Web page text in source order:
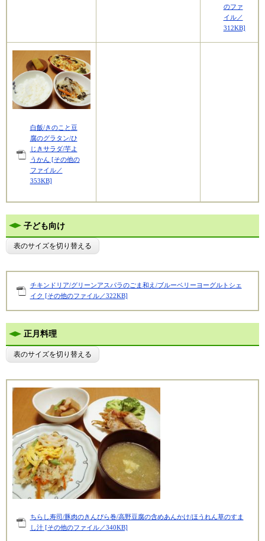
のファ
イル／
312KB]
白飯/きのこと豆
腐のグラタン/ひ
じきサラダ/芋よ
うかん [その他の
ファイル／
353KB]
子ども向け
表のサイズを切り替える
チキンドリア/グリーンアスパラのごま和え/ブルーベリーヨーグルトシェ
イク [その他のファイル／322KB]
正月料理
表のサイズを切り替える
ちらし寿司/豚肉のきんぴら巻/高野豆腐の含めあんかけ/ほうれん草のすま
し汁 [その他のファイル／340KB]